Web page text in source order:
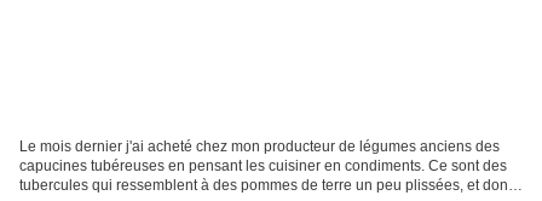
Le mois dernier j'ai acheté chez mon producteur de légumes anciens des
capucines tubéreuses en pensant les cuisiner en condiments. Ce sont des
tubercules qui ressemblent à des pommes de terre un peu plissées, et dont